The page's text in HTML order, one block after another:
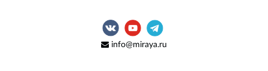
info@miraya.ru